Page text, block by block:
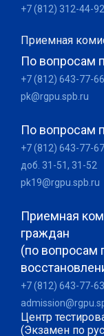
+7 (812) 312-44-92
Приемная
По вопросам
+7 (812) 643-77-66
pk@rgpu.spb.ru
По вопросам
+7 (812) 643-77-67
доб. 31-51, 31-52
pk19@rgpu.spb.ru
Приемная
граждан
(по вопросам
+7 (812) 643-77-63
Центр
(Экзамен по